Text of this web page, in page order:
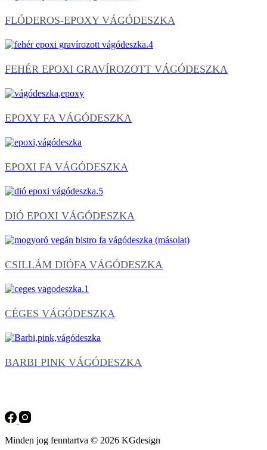
FLÓDEROS-EPOXY VÁGÓDESZKA
FEHÉR EPOXI GRAVÍROZOTT VÁGÓDESZKA
EPOXY FA VÁGÓDESZKA
EPOXI FA VÁGÓDESZKA
DIÓ EPOXI VÁGÓDESZKA
CSILLÁM DIÓFA VÁGÓDESZKA
CÉGES VÁGÓDESZKA
BARBI PINK VÁGÓDESZKA
Minden jog fenntartva © 2026 KGdesign